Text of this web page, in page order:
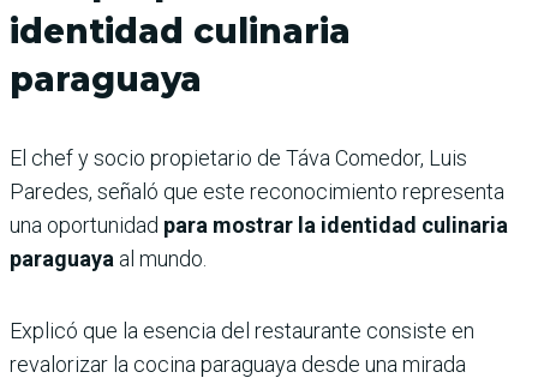
identidad culinaria
paraguaya
El chef y socio propietario de Táva Comedor, Luis
Paredes, señaló que este reconocimiento representa
una oportunidad para mostrar la identidad culinaria
paraguaya al mundo.
Explicó que la esencia del restaurante consiste en
revalorizar la cocina paraguaya desde una mirada